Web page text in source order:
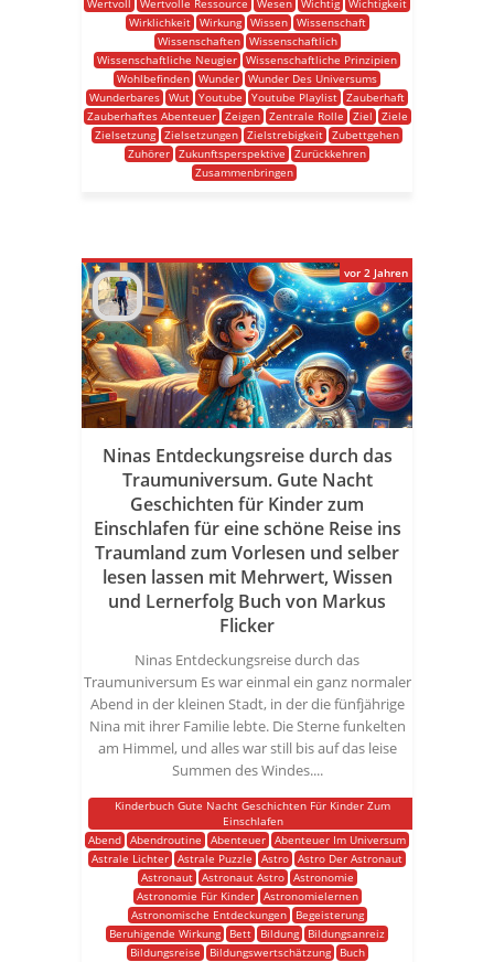
Wertvoll
Wertvolle Ressource Wesen Wichtig Wichtigkeit
Wirklichkeit
Wirkung Wissen
Wissenschaft
Wissenschaften
Wissenschaftlich
Wissenschaftliche Neugier Wissenschaftliche Prinzipien
Wohlbefinden Wunder Wunder Des Universums
Wunderbares Wut Youtube Youtube Playlist Zauberhaft
Zauberhaftes Abenteuer
Zeigen Zentrale Rolle Ziel
Ziele
Zielsetzung Zielsetzungen Zielstrebigkeit Zubettgehen
Zuhörer Zukunftsperspektive
Zurückkehren
Zusammenbringen
Ninas Entdeckungsreise durch das
Traumuniversum. Gute Nacht
Geschichten für Kinder zum
Einschlafen für eine schöne Reise ins
Traumland zum Vorlesen und selber
lesen lassen mit Mehrwert, Wissen
und Lernerfolg Buch von Markus
Flicker
Ninas Entdeckungsreise durch das
Traumuniversum Es war einmal ein ganz normaler
Abend in der kleinen Stadt, in der die fünfjährige
Nina mit ihrer Familie lebte. Die Sterne funkelten
am Himmel, und alles war still bis auf das leise
Summen des Windes....
Kinderbuch Gute Nacht Geschichten Für Kinder Zum
Einschlafen
Abend Abendroutine Abenteuer Abenteuer Im Universum
Astrale Lichter Astrale Puzzle Astro Astro Der Astronaut
Astronaut
Astronaut Astro
Astronomie
Astronomie Für Kinder
Astronomielernen
Astronomische Entdeckungen
Begeisterung
Beruhigende Wirkung
Bett Bildung
Bildungsanreiz
Bildungsreise
Bildungswertschätzung
Buch
vor 2 Jahren